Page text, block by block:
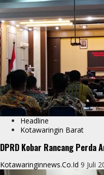
Headline
Kotawaringin Barat
DPRD Kobar Rancang Perda
Kotawaringinnews.co.id 9 Juli